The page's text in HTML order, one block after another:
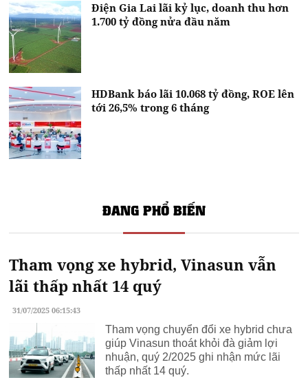
Điện Gia Lai lãi kỷ lục, doanh thu hơn
1.700 tỷ đồng nửa đầu năm
HDBank báo lãi 10.068 tỷ đồng, ROE lên
tới 26,5% trong 6 tháng
ĐANG PHỔ BIẾN
Tham vọng xe hybrid, Vinasun vẫn
lãi thấp nhất 14 quý
31/07/2025 06:15:43
Tham vọng chuyển đổi xe hybrid chưa
giúp Vinasun thoát khỏi đà giảm lợi
nhuận, quý 2/2025 ghi nhận mức lãi
thấp nhất 14 quý.